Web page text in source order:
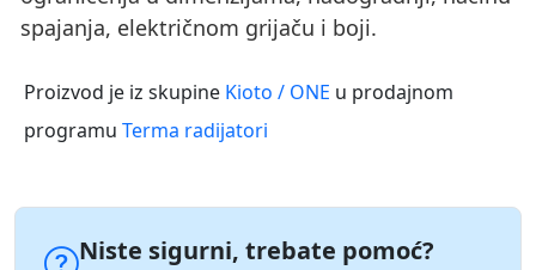
spajanja, električnom grijaču i boji.
Proizvod je iz skupine Kioto / ONE u prodajnom
programu Terma radijatori
Niste sigurni, trebate pomoć?